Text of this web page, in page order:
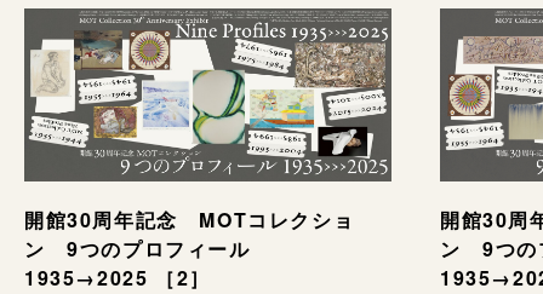
開館30周年記念 MOTコレクショ
ン 9つのプロフィール
1935→2025 ［2］
開館30周
ン 9つ